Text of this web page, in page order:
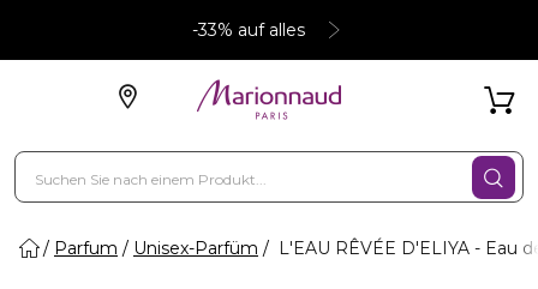
-33% auf alles
Parfum Unisex-Parfüm L'EAU RÊVÉE D'ELIYA - Eau